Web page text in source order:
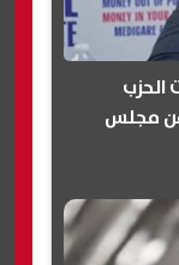
الحزب
مجلس